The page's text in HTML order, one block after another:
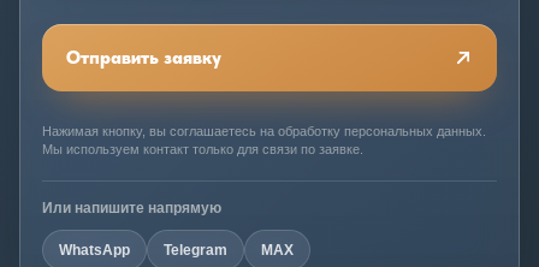
Отправить заявку
Нажимая кнопку, вы соглашаетесь на обработку персональных данных.
Мы используем контакт только для связи по заявке.
Или напишите напрямую
WhatsApp Telegram MAX